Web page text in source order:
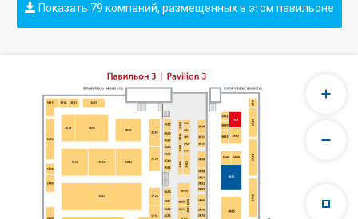
Показать 79 компаний, размещенных в этом павильоне